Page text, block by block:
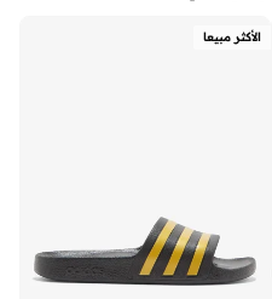
الأكثر مبيعا